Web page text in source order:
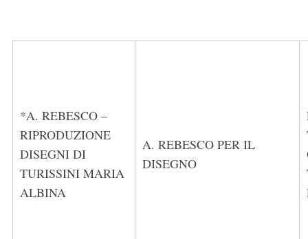
*A. REBESCO –
RIPRODUZIONE
DISEGNI DI
TURISSINI MARIA
ALBINA
A. REBESCO PER IL
DISEGNO